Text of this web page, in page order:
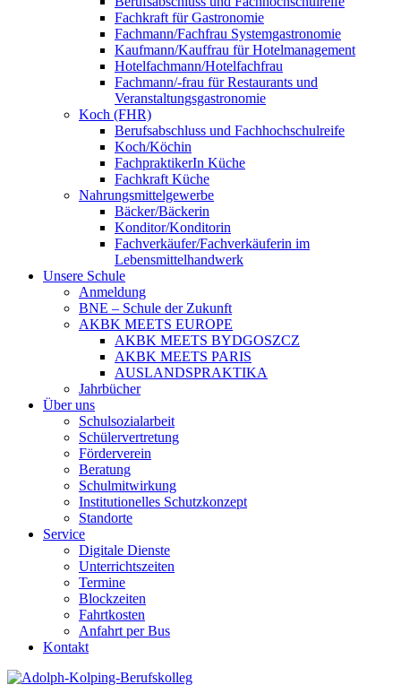
Fachkraft für Gastronomie
Fachmann/Fachfrau Systemgastronomie
Kaufmann/Kauffrau für Hotelmanagement
Hotelfachmann/Hotelfachfrau
Fachmann/-frau für Restaurants und
Veranstaltungsgastronomie
Koch (FHR)
Berufsabschluss und Fachhochschulreife
Koch/Köchin
FachpraktikerIn Küche
Fachkraft Küche
Nahrungsmittelgewerbe
Bäcker/Bäckerin
Konditor/Konditorin
Fachverkäufer/Fachverkäuferin im
Lebensmittelhandwerk
Unsere Schule
Anmeldung
BNE – Schule der Zukunft
AKBK MEETS EUROPE
AKBK MEETS BYDGOSZCZ
AKBK MEETS PARIS
AUSLANDSPRAKTIKA
Jahrbücher
Über uns
Schulsozialarbeit
Schülervertretung
Förderverein
Beratung
Schulmitwirkung
Institutionelles Schutzkonzept
Standorte
Service
Digitale Dienste
Unterrichtszeiten
Termine
Blockzeiten
Fahrtkosten
Anfahrt per Bus
Kontakt